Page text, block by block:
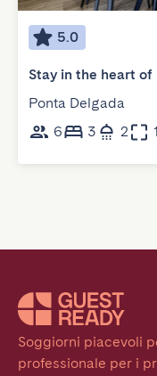
5.0
Stay in the heart
Ponta Delgada
6
3 2
Soggiorni piacevoli
professionale per i